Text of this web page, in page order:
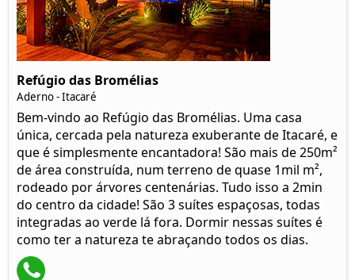
Refúgio das Bromélias
Aderno - Itacaré
Bem-vindo ao Refúgio das Bromélias. Uma casa
única, cercada pela natureza exuberante de Itacaré, e
que é simplesmente encantadora! São mais de 250m²
de área construída, num terreno de quase 1mil m²,
rodeado por árvores centenárias. Tudo isso a 2min
do centro da cidade! São 3 suítes espaçosas, todas
integradas ao verde lá fora. Dormir nessas suítes é
como ter a natureza te abraçando todos os dias.